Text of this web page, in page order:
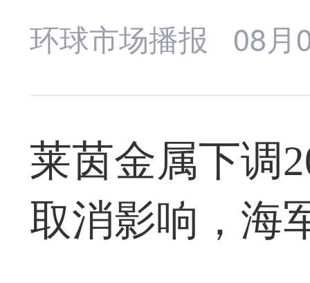
环球市场播报 08月
莱茵金属下调
取消影响，海